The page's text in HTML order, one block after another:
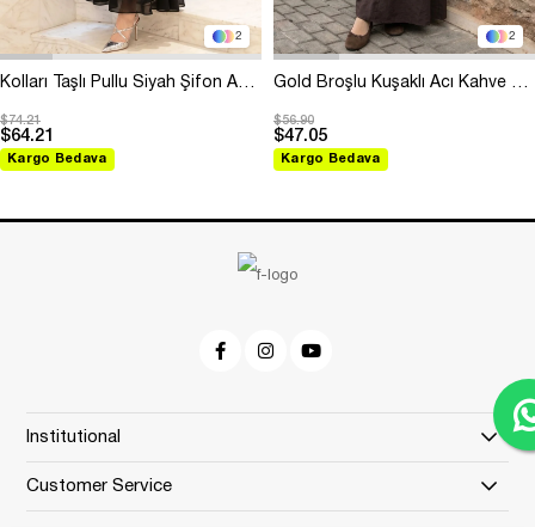
2
$74.21
$64.21
Kargo Bedava
2
$56.90
$47.05
Kargo Bedava
Institutional
Customer Service